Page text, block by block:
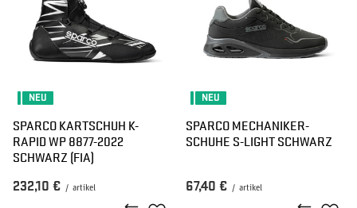
NEU
SPARCO KARTSCHUH K-
RAPID WP 8877-2022
SCHWARZ (FIA)
232,10 € / artikel
NEU
SPARCO MECHANIKER-
SCHUHE S-LIGHT SCHWARZ
67,40 € / artikel